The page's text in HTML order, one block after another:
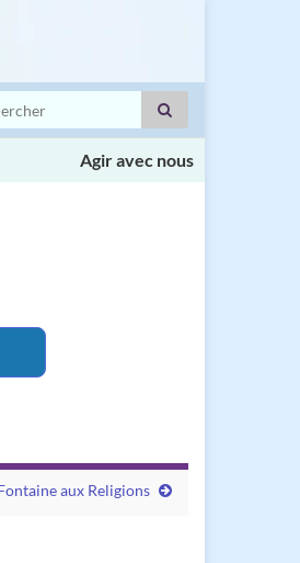
for:
Agir avec nous
aux Religions